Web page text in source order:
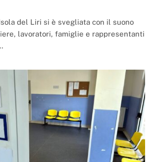
del Liri si è svegliata con il suono
lavoratori, famiglie e rappresentanti